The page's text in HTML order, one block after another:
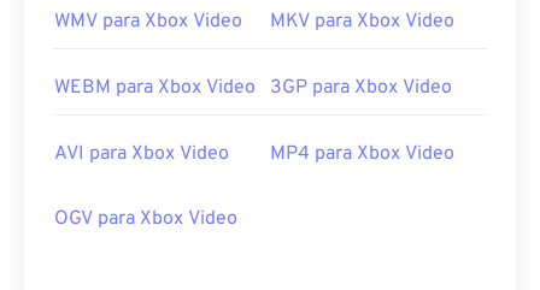
WMV para Xbox Video MKV para Xbox Video
WEBM para Xbox Video 3GP para Xbox Video
AVI para Xbox Video MP4 para Xbox Video
OGV para Xbox Video